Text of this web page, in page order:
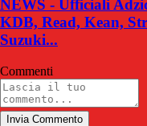
NEWS - Ufficiali
KDB, Read, Kean,
Suzuki...
Commenti
Invia Commento